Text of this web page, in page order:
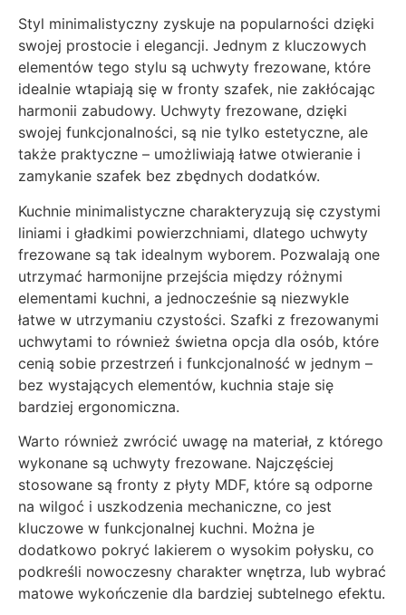
Styl minimalistyczny zyskuje na popularności dzięki
swojej prostocie i elegancji. Jednym z kluczowych
elementów tego stylu są uchwyty frezowane, które
idealnie wtapiają się w fronty szafek, nie zakłócając
harmonii zabudowy. Uchwyty frezowane, dzięki
swojej funkcjonalności, są nie tylko estetyczne, ale
także praktyczne – umożliwiają łatwe otwieranie i
zamykanie szafek bez zbędnych dodatków.
Kuchnie minimalistyczne charakteryzują się czystymi
liniami i gładkimi powierzchniami, dlatego uchwyty
frezowane są tak idealnym wyborem. Pozwalają one
utrzymać harmonijne przejścia między różnymi
elementami kuchni, a jednocześnie są niezwykle
łatwe w utrzymaniu czystości. Szafki z frezowanymi
uchwytami to również świetna opcja dla osób, które
cenią sobie przestrzeń i funkcjonalność w jednym –
bez wystających elementów, kuchnia staje się
bardziej ergonomiczna.
Warto również zwrócić uwagę na materiał, z którego
wykonane są uchwyty frezowane. Najczęściej
stosowane są fronty z płyty MDF, które są odporne
na wilgoć i uszkodzenia mechaniczne, co jest
kluczowe w funkcjonalnej kuchni. Można je
dodatkowo pokryć lakierem o wysokim połysku, co
podkreśli nowoczesny charakter wnętrza, lub wybrać
matowe wykończenie dla bardziej subtelnego efektu.